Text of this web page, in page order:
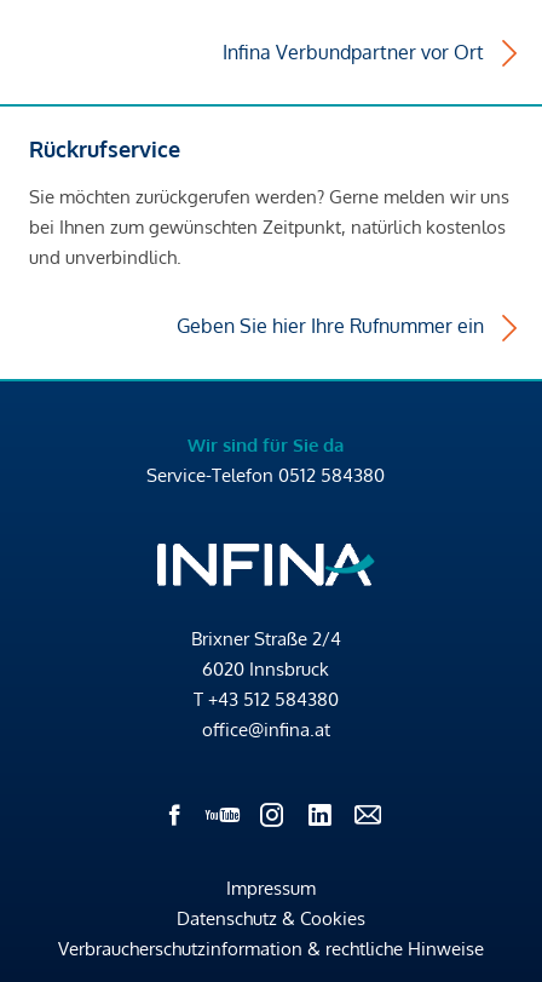
Infina Verbundpartner vor Ort
Rückrufservice
Sie möchten zurückgerufen werden? Gerne melden wir uns
bei Ihnen zum gewünschten Zeitpunkt, natürlich kostenlos
und unverbindlich.
Geben Sie hier Ihre Rufnummer ein
Wir sind für Sie da
Service-Telefon 0512 584380
Brixner Straße 2/4
6020 Innsbruck
T +43 512 584380
office@infina.at
Impressum
Datenschutz & Cookies
Verbraucherschutzinformation & rechtliche Hinweise